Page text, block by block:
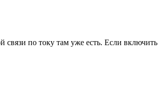
связи по току там уже есть. Если включить